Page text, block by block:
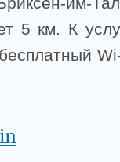
5 км. К